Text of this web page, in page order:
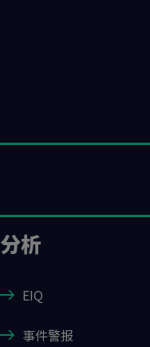
分析
EIQ
事件警报